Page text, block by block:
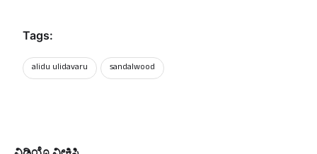
Tags:
alidu ulidavaru sandalwood